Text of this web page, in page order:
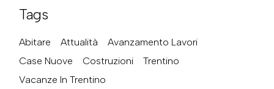
Tags
Abitare Attualità
Avanzamento Lavori
Case Nuove
Costruzioni
Trentino
Vacanze In Trentino